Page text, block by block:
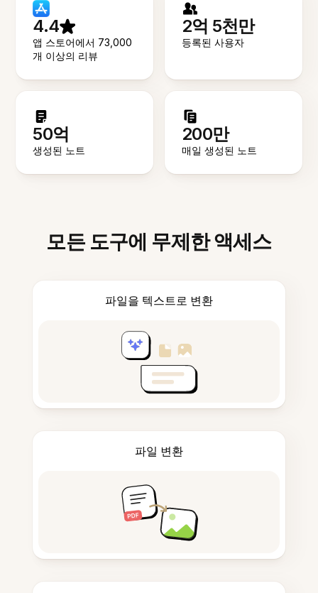
4.4
앱 스토어에서 73,000
개 이상의 리뷰
2억 5천만
등록된 사용자
50억
생성된 노트
200만
매일 생성된 노트
모든 도구에 무제한 액세스
파일을 텍스트로 변환
파일 변환